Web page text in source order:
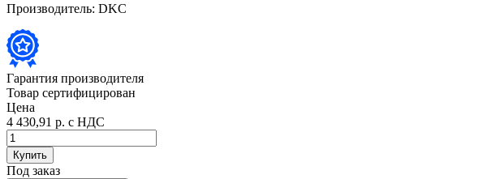
Производитель: DKC
Гарантия производителя
Товар сертифицирован
Цена
4 430,91 р. с НДС
Купить
Под заказ